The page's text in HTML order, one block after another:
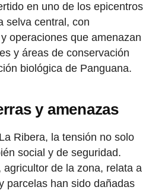
en uno de los epicentros
selva central, con
operaciones que amenazan
y áreas de conservación
biológica de Panguana.
y amenazas
Ribera, la tensión no solo
social y de seguridad.
de la zona, relata a
parcelas han sido dañadas